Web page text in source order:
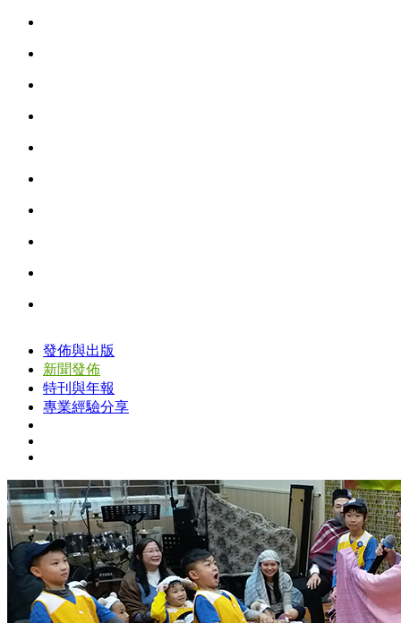
發佈與出版
新聞發佈
特刊與年報
專業經驗分享